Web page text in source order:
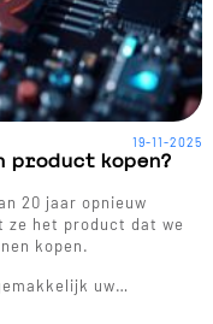
product kopen?
20 jaar opnieuw
ze het product dat we
kopen.
uw…
19-11-2025